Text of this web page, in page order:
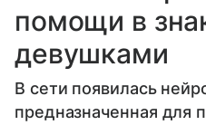
помощи в
девушками
В сети появилась
предназначенная для